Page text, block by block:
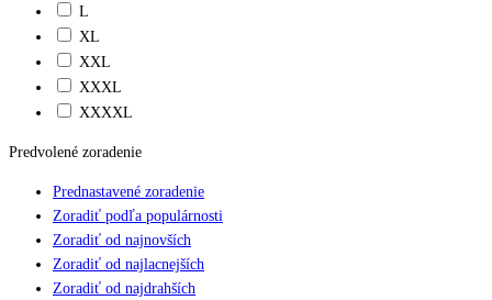
L
XL
XXL
XXXL
XXXXL
Predvolené zoradenie
Prednastavené zoradenie
Zoradiť podľa populárnosti
Zoradiť od najnovších
Zoradiť od najlacnejších
Zoradiť od najdrahších